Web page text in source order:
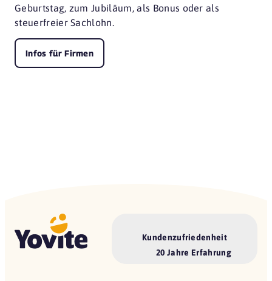
Geburtstag, zum Jubiläum, als Bonus oder als
steuerfreier Sachlohn.
Infos für Firmen
Kundenzufriedenheit
20 Jahre Erfahrung